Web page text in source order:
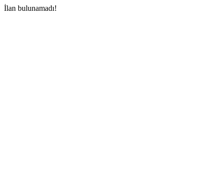
İlan bulunamadı!